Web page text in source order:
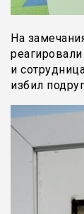
На
и
избил